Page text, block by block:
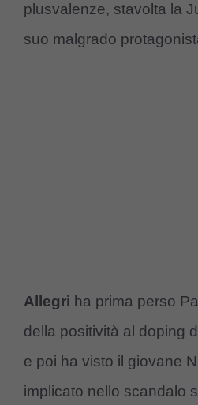
plusvalenze, stavolta la
suo malgrado
Allegri ha prima perso
della positività al doping
e poi ha visto il giovane
implicato nello scandalo